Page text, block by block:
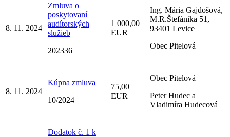
8. 11. 2024
Zmluva o
poskytovaní
audítorských
služieb
202336
1 000,00
EUR
Ing. Mária Gajdošová,
M.R.Štefánika 51,
93401 Levice
Obec Pitelová
8. 11. 2024
Kúpna zmluva
10/2024
75,00
EUR
Obec Pitelová
Peter Hudec a
Vladimíra Hudecová
Dodatok č. 1 k